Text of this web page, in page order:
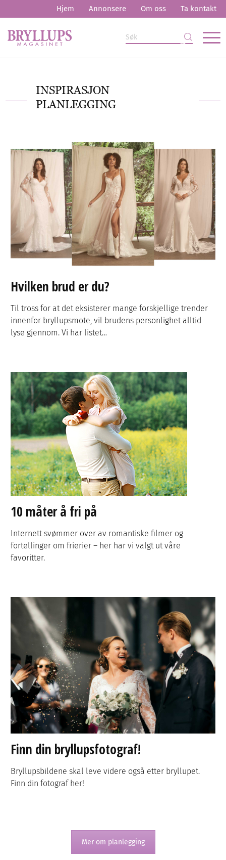
Hjem Annonsere Om oss Ta kontakt
INSPIRASJON
PLANLEGGING
Hvilken brud er du?
Til tross for at det eksisterer mange forskjellige trender
innenfor bryllupsmote, vil brudens personlighet alltid
lyse gjennom. Vi har listet…
10 måter å fri på
Internett svømmer over av romantiske filmer og
fortellinger om frierier – her har vi valgt ut våre
favoritter.
Finn din bryllupsfotograf!
Bryllupsbildene skal leve videre også etter bryllupet.
Finn din fotograf her!
Mer om planlegging